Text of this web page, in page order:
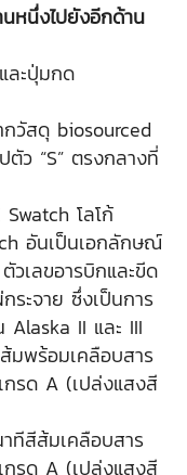
หนึ่งไปยังอีกด้าน
ละปุ่มกด
วัสดุ biosourced
ว “S” ตรงกลางที่
โลโก้
อันเป็นเอกลักษณ์
เลขอารบิกและขีด
ระจาย ซึ่งเป็นการ
Alaska II และ III
มพร้อมเคลือบสาร
รด A (เปล่งแสงสี
าทีสีส้มเคลือบสาร
รด A (เปล่งแสงสี